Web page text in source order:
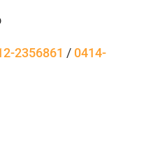
2356861 / 0414-